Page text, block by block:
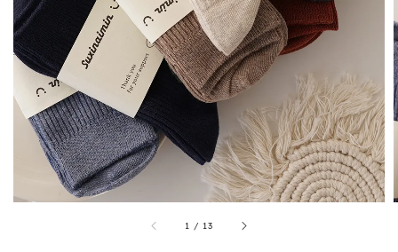
1 / 13